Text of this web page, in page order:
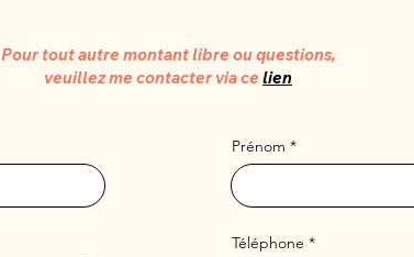
Pour tout autre montant libre ou questions,
veuillez me contacter via ce lien
Prénom
Téléphone